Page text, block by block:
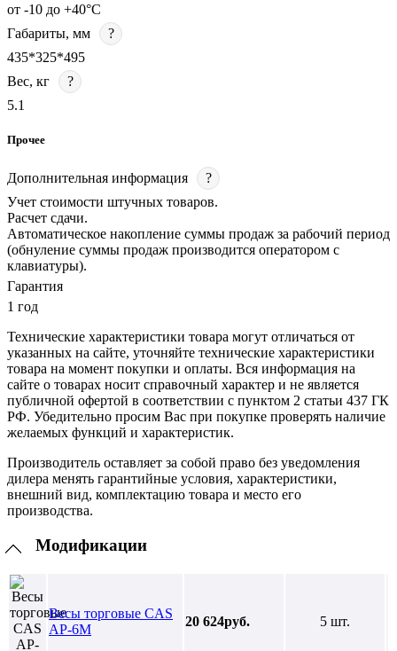
от -10 до +40°C
Габариты, мм
?
435*325*495
Вес, кг
?
5.1
Прочее
Дополнительная информация
?
Учет стоимости штучных товаров.
Расчет сдачи.
Автоматическое накопление суммы продаж за рабочий период
(обнуление суммы продаж производится оператором с
клавиатуры).
Гарантия
1 год
Технические характеристики товара могут отличаться от
указанных на сайте, уточняйте технические характеристики
товара на момент покупки и оплаты. Вся информация на
сайте о товарах носит справочный характер и не является
публичной офертой в соответствии с пунктом 2 статьи 437 ГК
РФ. Убедительно просим Вас при покупке проверять наличие
желаемых функций и характеристик.
Производитель оставляет за собой право без уведомления
дилера менять гарантийные условия, характеристики,
внешний вид, комплектацию товара и место его
производства.
Модификации
Весы торговые CAS
AP-6M
20 624руб. 5 шт.